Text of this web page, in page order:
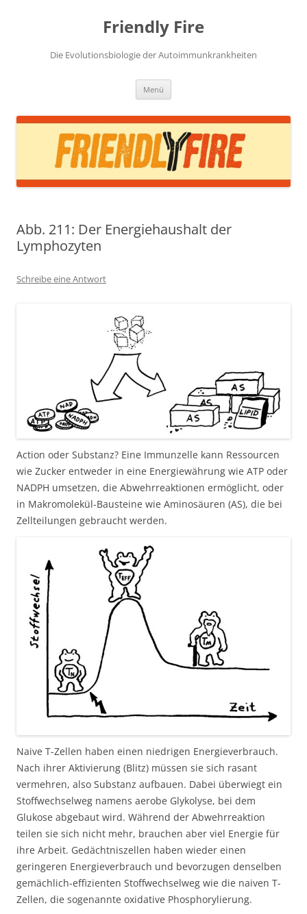
Friendly Fire
Die Evolutionsbiologie der Autoimmunkrankheiten
Menü
Abb. 211: Der Energiehaushalt der
Lymphozyten
Schreibe eine Antwort
Action oder Substanz? Eine Immunzelle kann Ressourcen
wie Zucker entweder in eine Energiewährung wie ATP oder
NADPH umsetzen, die Abwehrreaktionen ermöglicht, oder
in Makromolekül-Bausteine wie Aminosäuren (AS), die bei
Zellteilungen gebraucht werden.
Naive T-Zellen haben einen niedrigen Energieverbrauch.
Nach ihrer Aktivierung (Blitz) müssen sie sich rasant
vermehren, also Substanz aufbauen. Dabei überwiegt ein
Stoffwechselweg namens aerobe Glykolyse, bei dem
Glukose abgebaut wird. Während der Abwehrreaktion
teilen sie sich nicht mehr, brauchen aber viel Energie für
ihre Arbeit. Gedächtniszellen haben wieder einen
geringeren Energieverbrauch und bevorzugen denselben
gemächlich-effizienten Stoffwechselweg wie die naiven T-
Zellen, die sogenannte oxidative Phosphorylierung.